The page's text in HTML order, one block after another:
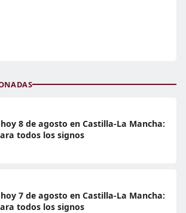
8 de agosto en Castilla-La Mancha:
todos los signos
7 de agosto en Castilla-La Mancha:
todos los signos